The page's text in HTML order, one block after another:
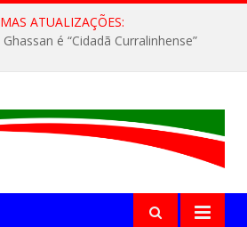
ATUALIZAÇÕES:
é “Cidadã Curralinhense”